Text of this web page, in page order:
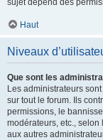
sujet dépend des
Haut
Niveaux
Que sont les
Les administrateurs
sur tout le forum. Ils
permissions, le
modérateurs, etc.,
aux autres